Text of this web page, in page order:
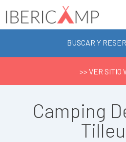
BUSCAR Y
>> VER SITIO
Camping